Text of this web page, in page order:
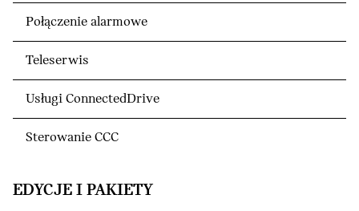
Połączenie alarmowe
Teleserwis
Usługi ConnectedDrive
Sterowanie CCC
EDYCJE I PAKIETY